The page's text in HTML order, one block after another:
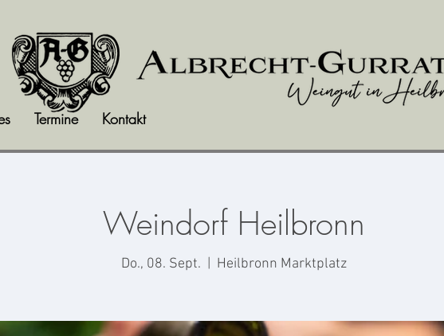
Termine Kontakt
Weindorf Heilbronn
Do., 08. Sept. Heilbronn Marktplatz